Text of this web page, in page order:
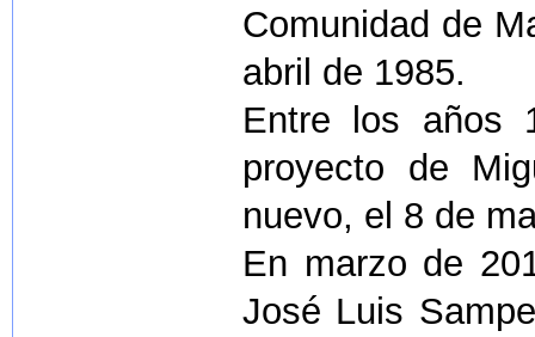
Comunidad de
abril de 1985.
Entre los años
proyecto de
nuevo, el 8 de
En marzo de
José Luis